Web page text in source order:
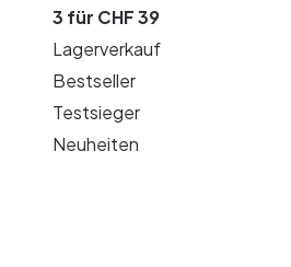
3 für CHF 39
Lagerverkauf
Bestseller
Testsieger
Neuheiten